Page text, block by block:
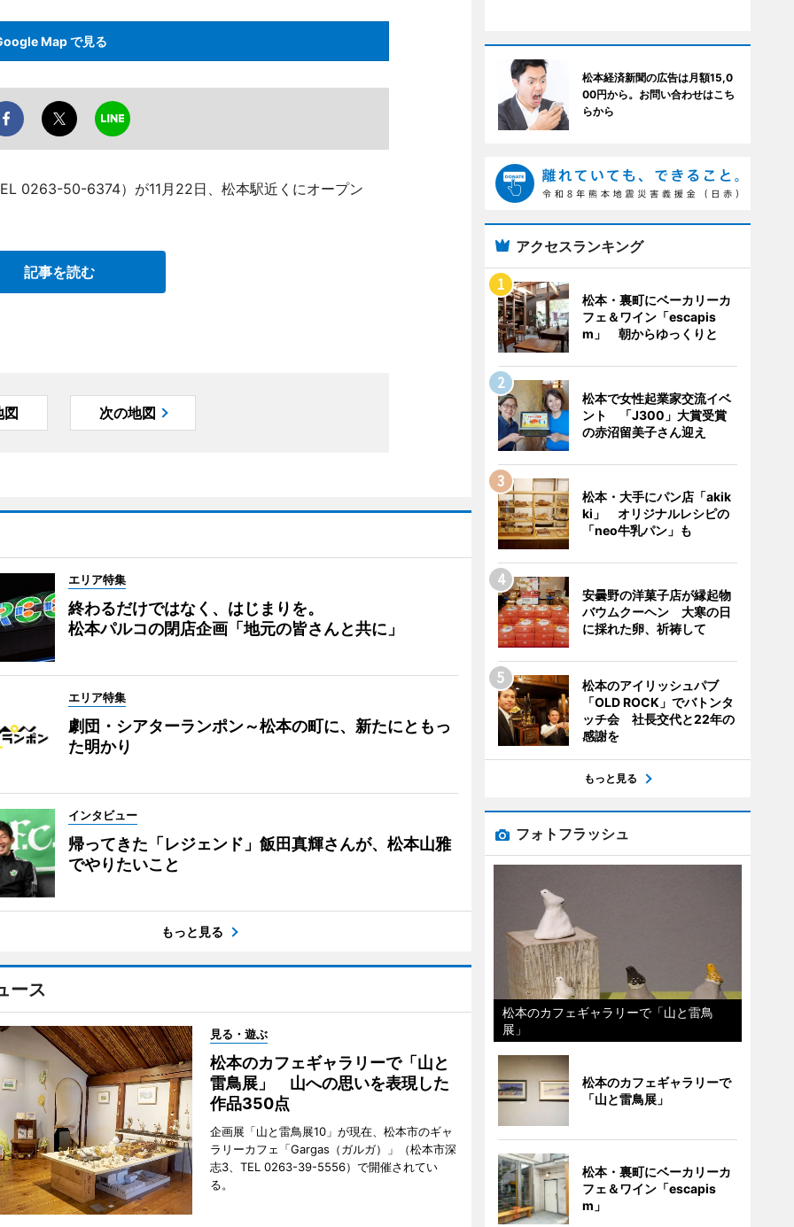
Map で見る
0263-50-6374）が11月22日、松本駅近くにオープン
記事を読む
図 次の地図
エリア特集
終わるだけではなく、はじまりを。
松本パルコの閉店企画「地元の皆さんと共に」
エリア特集
劇団・シアターランポン～松本の町に、新たにともっ
た明かり
インタビュー
帰ってきた「レジェンド」飯田真輝さんが、松本山雅
でやりたいこと
もっと見る
ース
見る・遊ぶ
松本のカフェギャラリーで「山と
雷鳥展」 山への思いを表現した
作品350点
企画展「山と雷鳥展10」が現在、松本市のギャ
ラリーカフェ「Gargas（ガルガ）」（松本市深
志3、TEL 0263-39-5556）で開催されてい
る。
松本経済新聞の広告は月額15,0
00円から。お問い合わせはこち
らから
アクセスランキング
松本・裏町にベーカリーカ
フェ＆ワイン「escapis
m」 朝からゆっくりと
松本で女性起業家交流イベ
ント 「J300」大賞受賞
の赤沼留美子さん迎え
松本・大手にパン店「akik
ki」 オリジナルレシピの
「neo牛乳パン」も
安曇野の洋菓子店が縁起物
バウムクーヘン 大寒の日
に採れた卵、祈祷して
松本のアイリッシュパブ
「OLD ROCK」でバトンタ
ッチ会 社長交代と22年の
感謝を
もっと見る
フォトフラッシュ
松本のカフェギャラリーで「山と雷鳥
展」
松本のカフェギャラリーで
「山と雷鳥展」
松本・裏町にベーカリーカ
フェ＆ワイン「escapis
m」